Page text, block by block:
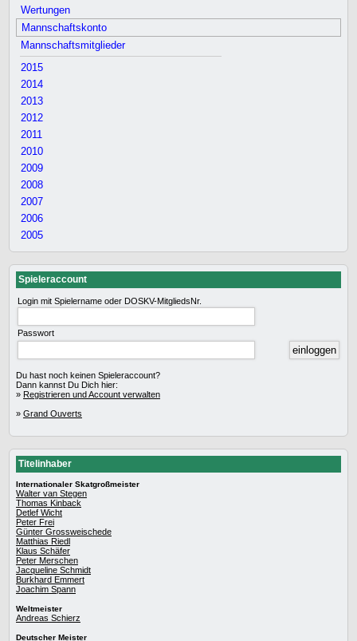
Wertungen
Mannschaftskonto
Mannschaftsmitglieder
2015
2014
2013
2012
2011
2010
2009
2008
2007
2006
2005
Spieleraccount
Login mit Spielername oder DOSKV-MitgliedsNr.
Passwort
Du hast noch keinen Spieleraccount?
Dann kannst Du Dich hier:
» Registrieren und Account verwalten
» Grand Ouverts
Titelinhaber
Internationaler Skatgroßmeister
Walter van Stegen
Thomas Kinback
Detlef Wicht
Peter Frei
Günter Grossweischede
Matthias Riedl
Klaus Schäfer
Peter Merschen
Jacqueline Schmidt
Burkhard Emmert
Joachim Spann
Weltmeister
Andreas Schierz
Deutscher Meister